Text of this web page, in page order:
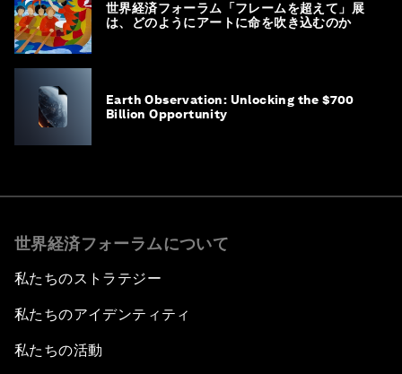
世界経済フォーラム「フレームを超えて」展
は、どのようにアートに命を吹き込むのか
Earth Observation: Unlocking the $700
Billion Opportunity
世界経済フォーラムについて
私たちのストラテジー
私たちのアイデンティティ
私たちの活動